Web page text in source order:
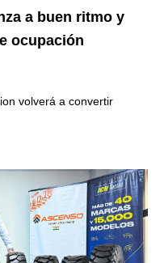
a buen ritmo y
ocupación
volverá a convertir